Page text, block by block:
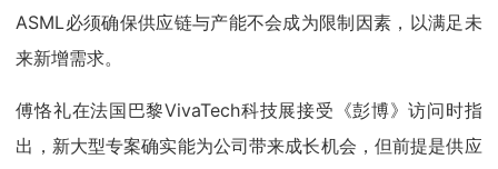
ASML必须确保供应链与产能不会成为限制因素，以满足未
来新增需求。
傅恪礼在法国巴黎VivaTech科技展接受《彭博》访问时指
出，新大型专案确实能为公司带来成长机会，但前提是供应